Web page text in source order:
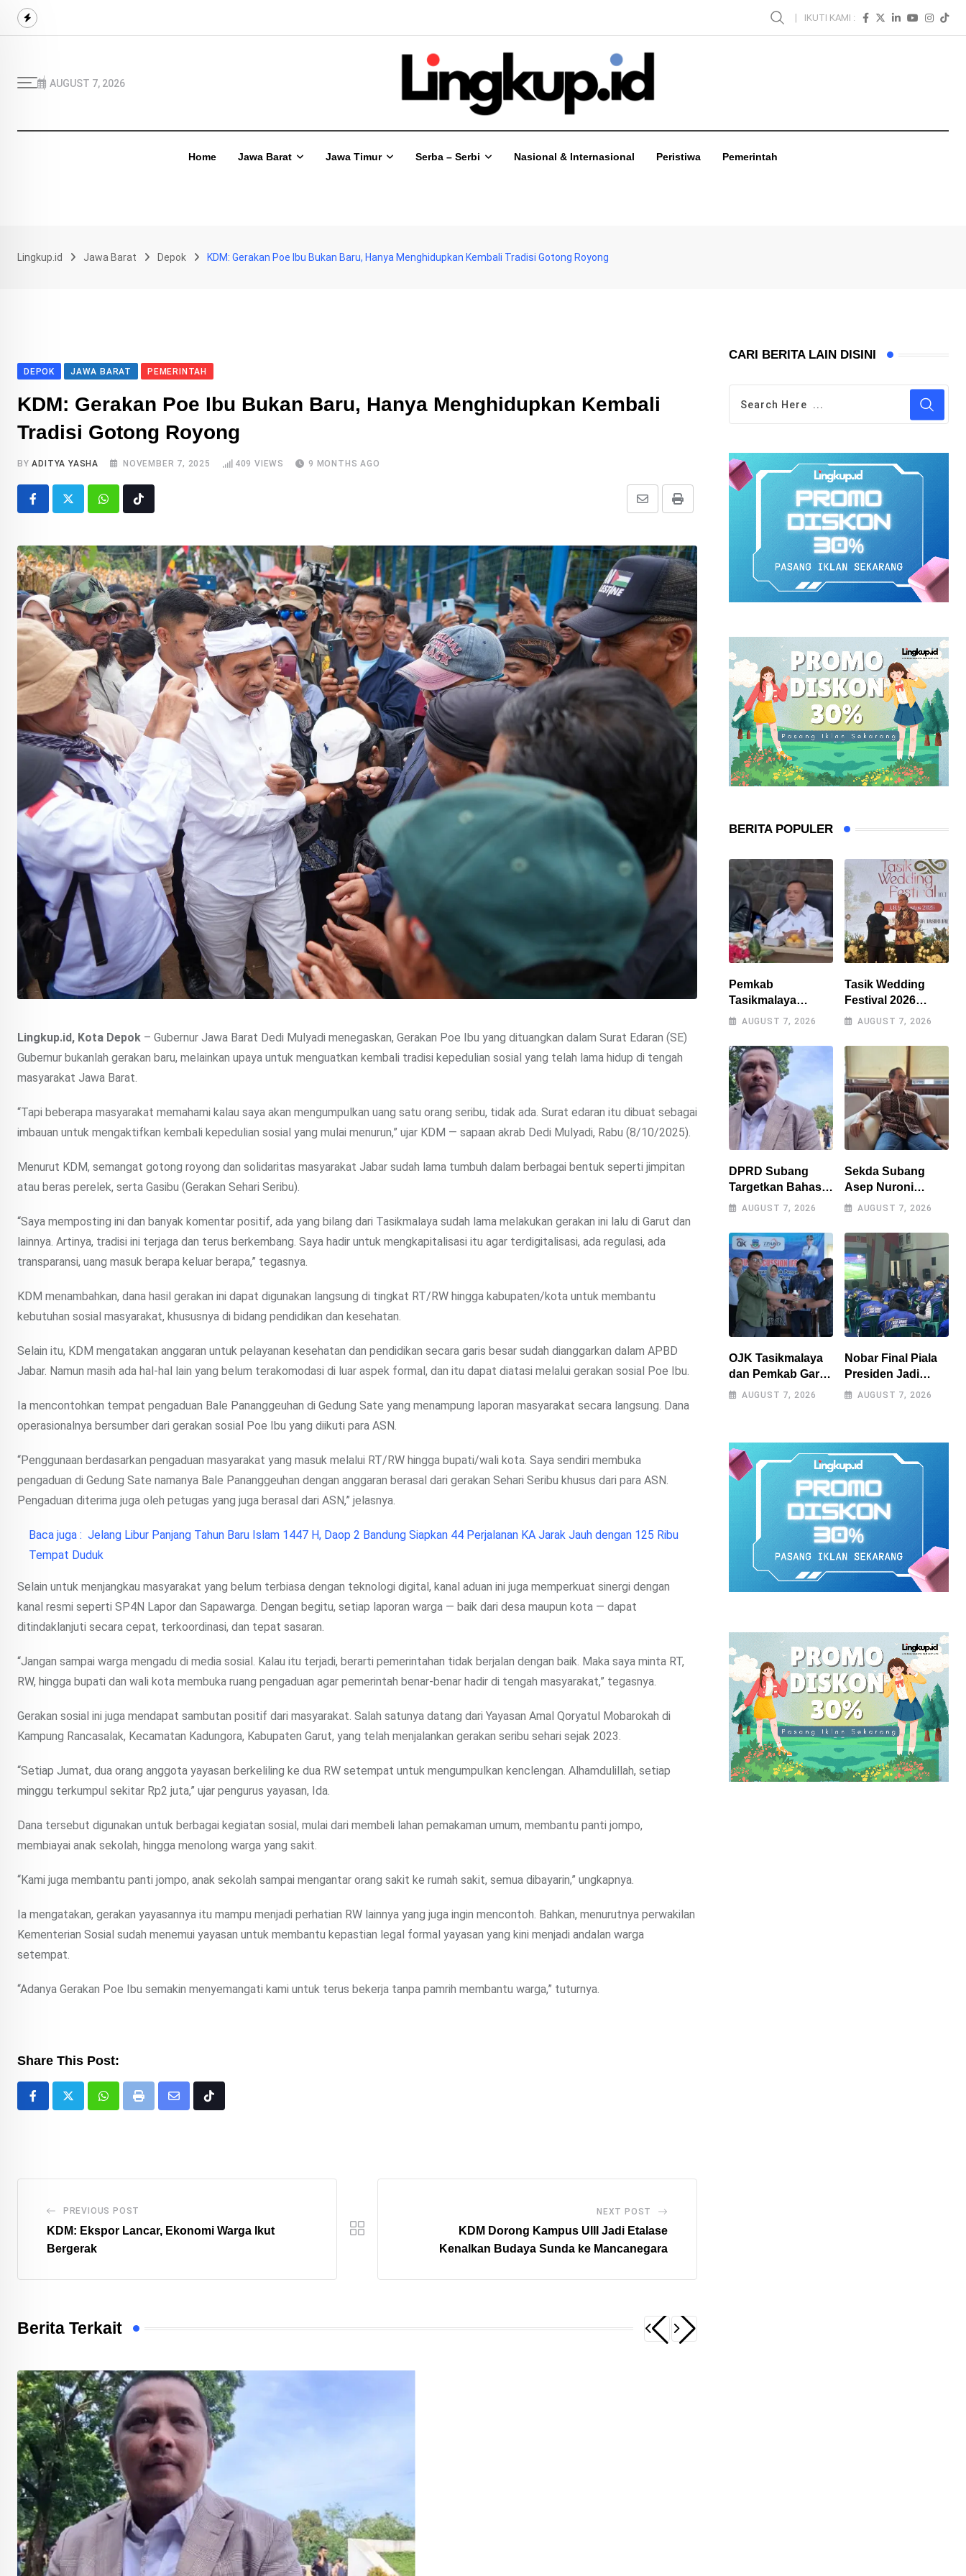
Skip
IKUTI KAMI :
AUGUST 7, 2026
Home Jawa Barat Jawa Timur Serba – Serbi Nasional & Internasional Peristiwa Pemerintah
Lingkup.id Jawa Barat Depok KDM: Gerakan Poe Ibu Bukan Baru, Hanya Menghidupkan Kembali Tradisi Gotong Royong
DEPOK JAWA BARAT PEMERINTAH
KDM: Gerakan Poe Ibu Bukan Baru, Hanya Menghidupkan Kembali
Tradisi Gotong Royong
BYADITYA YASHA NOVEMBER 7, 2025 409 VIEWS 9 MONTHS AGO
Whatsapp Print
Share
Email
Tiktok
Lingkup.id, Kota Depok – Gubernur Jawa Barat Dedi Mulyadi menegaskan, Gerakan Poe Ibu yang dituangkan dalam Surat Edaran (SE)
Gubernur bukanlah gerakan baru, melainkan upaya untuk menguatkan kembali tradisi kepedulian sosial yang telah lama hidup di tengah
masyarakat Jawa Barat.
“Tapi beberapa masyarakat memahami kalau saya akan mengumpulkan uang satu orang seribu, tidak ada. Surat edaran itu dibuat sebagai
imbauan untuk mengaktifkan kembali kepedulian sosial yang mulai menurun,” ujar KDM — sapaan akrab Dedi Mulyadi, Rabu (8/10/2025).
Menurut KDM, semangat gotong royong dan solidaritas masyarakat Jabar sudah lama tumbuh dalam berbagai bentuk seperti jimpitan
atau beras perelek, serta Gasibu (Gerakan Sehari Seribu).
“Saya memposting ini dan banyak komentar positif, ada yang bilang dari Tasikmalaya sudah lama melakukan gerakan ini lalu di Garut dan
lainnya. Artinya, tradisi ini terjaga dan terus berkembang. Saya hadir untuk mengkapitalisasi itu agar terdigitalisasi, ada regulasi, ada
transparansi, uang masuk berapa keluar berapa,” tegasnya.
KDM menambahkan, dana hasil gerakan ini dapat digunakan langsung di tingkat RT/RW hingga kabupaten/kota untuk membantu
kebutuhan sosial masyarakat, khususnya di bidang pendidikan dan kesehatan.
Selain itu, KDM mengatakan anggaran untuk pelayanan kesehatan dan pendidikan secara garis besar sudah dianggarkan dalam APBD
Jabar. Namun masih ada hal-hal lain yang belum terakomodasi di luar aspek formal, dan itu dapat diatasi melalui gerakan sosial Poe Ibu.
Ia mencontohkan tempat pengaduan Bale Pananggeuhan di Gedung Sate yang menampung laporan masyarakat secara langsung. Dana
operasionalnya bersumber dari gerakan sosial Poe Ibu yang diikuti para ASN.
“Penggunaan berdasarkan pengaduan masyarakat yang masuk melalui RT/RW hingga bupati/wali kota. Saya sendiri membuka
pengaduan di Gedung Sate namanya Bale Pananggeuhan dengan anggaran berasal dari gerakan Sehari Seribu khusus dari para ASN.
Pengaduan diterima juga oleh petugas yang juga berasal dari ASN,” jelasnya.
Baca juga : Jelang Libur Panjang Tahun Baru Islam 1447 H, Daop 2 Bandung Siapkan 44 Perjalanan KA Jarak Jauh dengan 125 Ribu
Tempat Duduk
Selain untuk menjangkau masyarakat yang belum terbiasa dengan teknologi digital, kanal aduan ini juga memperkuat sinergi dengan
kanal resmi seperti SP4N Lapor dan Sapawarga. Dengan begitu, setiap laporan warga — baik dari desa maupun kota — dapat
ditindaklanjuti secara cepat, terkoordinasi, dan tepat sasaran.
“Jangan sampai warga mengadu di media sosial. Kalau itu terjadi, berarti pemerintahan tidak berjalan dengan baik. Maka saya minta RT,
RW, hingga bupati dan wali kota membuka ruang pengaduan agar pemerintah benar-benar hadir di tengah masyarakat,” tegasnya.
Gerakan sosial ini juga mendapat sambutan positif dari masyarakat. Salah satunya datang dari Yayasan Amal Qoryatul Mobarokah di
Kampung Rancasalak, Kecamatan Kadungora, Kabupaten Garut, yang telah menjalankan gerakan seribu sehari sejak 2023.
“Setiap Jumat, dua orang anggota yayasan berkeliling ke dua RW setempat untuk mengumpulkan kenclengan. Alhamdulillah, setiap
minggu terkumpul sekitar Rp2 juta,” ujar pengurus yayasan, Ida.
Dana tersebut digunakan untuk berbagai kegiatan sosial, mulai dari membeli lahan pemakaman umum, membantu panti jompo,
membiayai anak sekolah, hingga menolong warga yang sakit.
“Kami juga membantu panti jompo, anak sekolah sampai mengantar orang sakit ke rumah sakit, semua dibayarin,” ungkapnya.
Ia mengatakan, gerakan yayasannya itu mampu menjadi perhatian RW lainnya yang juga ingin mencontoh. Bahkan, menurutnya perwakilan
Kementerian Sosial sudah menemui yayasan untuk membantu kepastian legal formal yayasan yang kini menjadi andalan warga
setempat.
“Adanya Gerakan Poe Ibu semakin menyemangati kami untuk terus bekerja tanpa pamrih membantu warga,” tuturnya.
Share This Post:
WhatsappPrint
Share
Tiktok
PREVIOUS POST
KDM: Ekspor Lancar, Ekonomi Warga Ikut
Bergerak
NEXT POST
KDM Dorong Kampus UIII Jadi Etalase
Kenalkan Budaya Sunda ke Mancanegara
Berita Terkait
CARI BERITA LAIN DISINI
BERITA POPULER
Pemkab
Tasikmalaya
Percepat
Kekeringan,
Sumur Bor Tiap
Kecamatan Jadi
Prioritas
AUGUST 7, 2026
Tasik Wedding
Festival 2026
Resmi Digelar, Wali
Perputaran
Ekonomi Lampaui
Rp15 Miliar
AUGUST 7, 2026
DPRD Subang
Targetkan Bahas 9
Raperda Tahun Ini,
Jadi Kendala
Utama
AUGUST 7, 2026
Sekda Subang
Asep Nuroni
Segera Purna
Tak Ada
Kekosongan
Jabatan
AUGUST 7, 2026
OJK Tasikmalaya
dan Pemkab Garut
Perkuat Akses
Terintegrasi
AUGUST 7, 2026
Nobar Final Piala
Presiden Jadi
Momen
Rangkul Bobotoh
dan Berbagai
Elemen
Masyarakat
AUGUST 7, 2026